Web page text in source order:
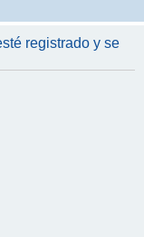
registrado y se